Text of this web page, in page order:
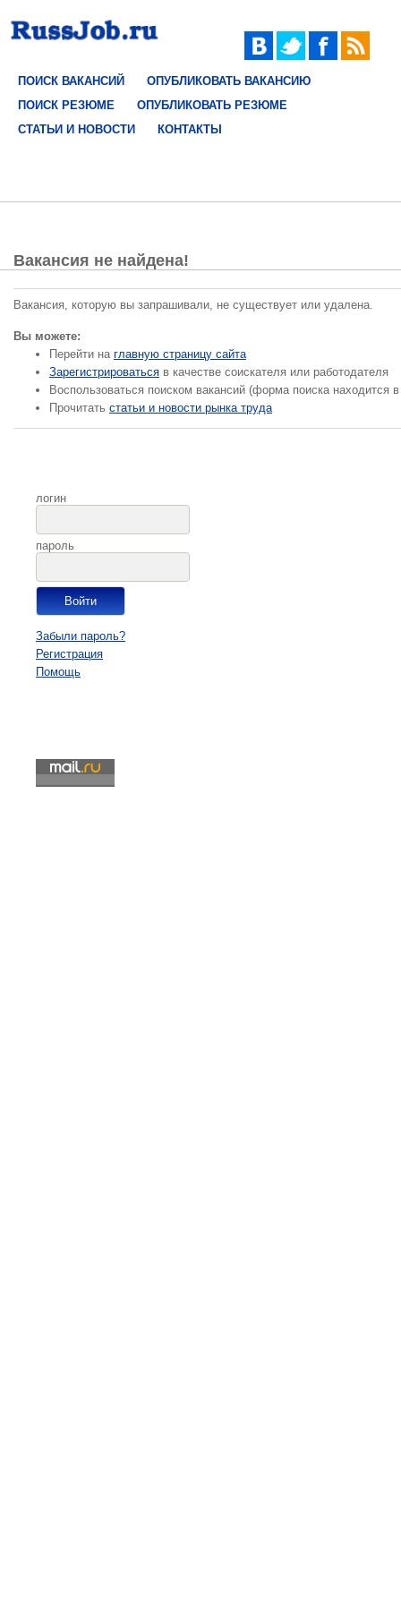
ПОИСК ВАКАНСИЙ
ОПУБЛИКОВАТЬ ВАКАНСИЮ
ПОИСК РЕЗЮМЕ
ОПУБЛИКОВАТЬ РЕЗЮМЕ
СТАТЬИ И НОВОСТИ
КОНТАКТЫ
Вакансия не найдена!
Вакансия, которую вы запрашивали, не существует или удалена.
Вы можете:
Перейти на главную страницу сайта
Зарегистрироваться в качестве соискателя или работодателя
Воспользоваться поиском вакансий (форма поиска находится
Прочитать статьи и новости рынка труда
логин
пароль
Забыли пароль?
Регистрация
Помощь